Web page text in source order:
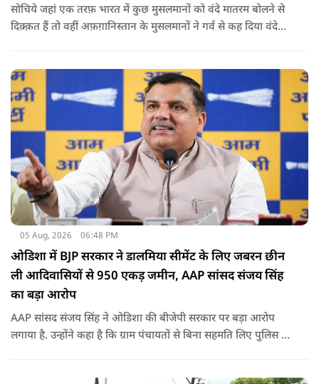
सोचिये जहां एक तरफ़ भारत में कुछ मुसलमानों को वंदे मातरम बोलने से
दिक़्क़त हैं तो वहीं अफ़ग़ानिस्तान के मुसलमानों ने गर्व से कह दिया वंदे
05 Aug, 2026 06:48 PM
ओडिशा में BJP सरकार ने डालमिया सीमेंट के लिए जबरन छीन
ली आदिवासियों से 950 एकड़ जमीन, AAP सांसद संजय सिंह
का बड़ा आरोप
AAP सांसद संजय सिंह ने ओडिशा की बीजेपी सरकार पर बड़ा आरोप
लगाया है. उन्होंने कहा है कि ग्राम पंचायतों से बिना सहमति लिए पुलिस के